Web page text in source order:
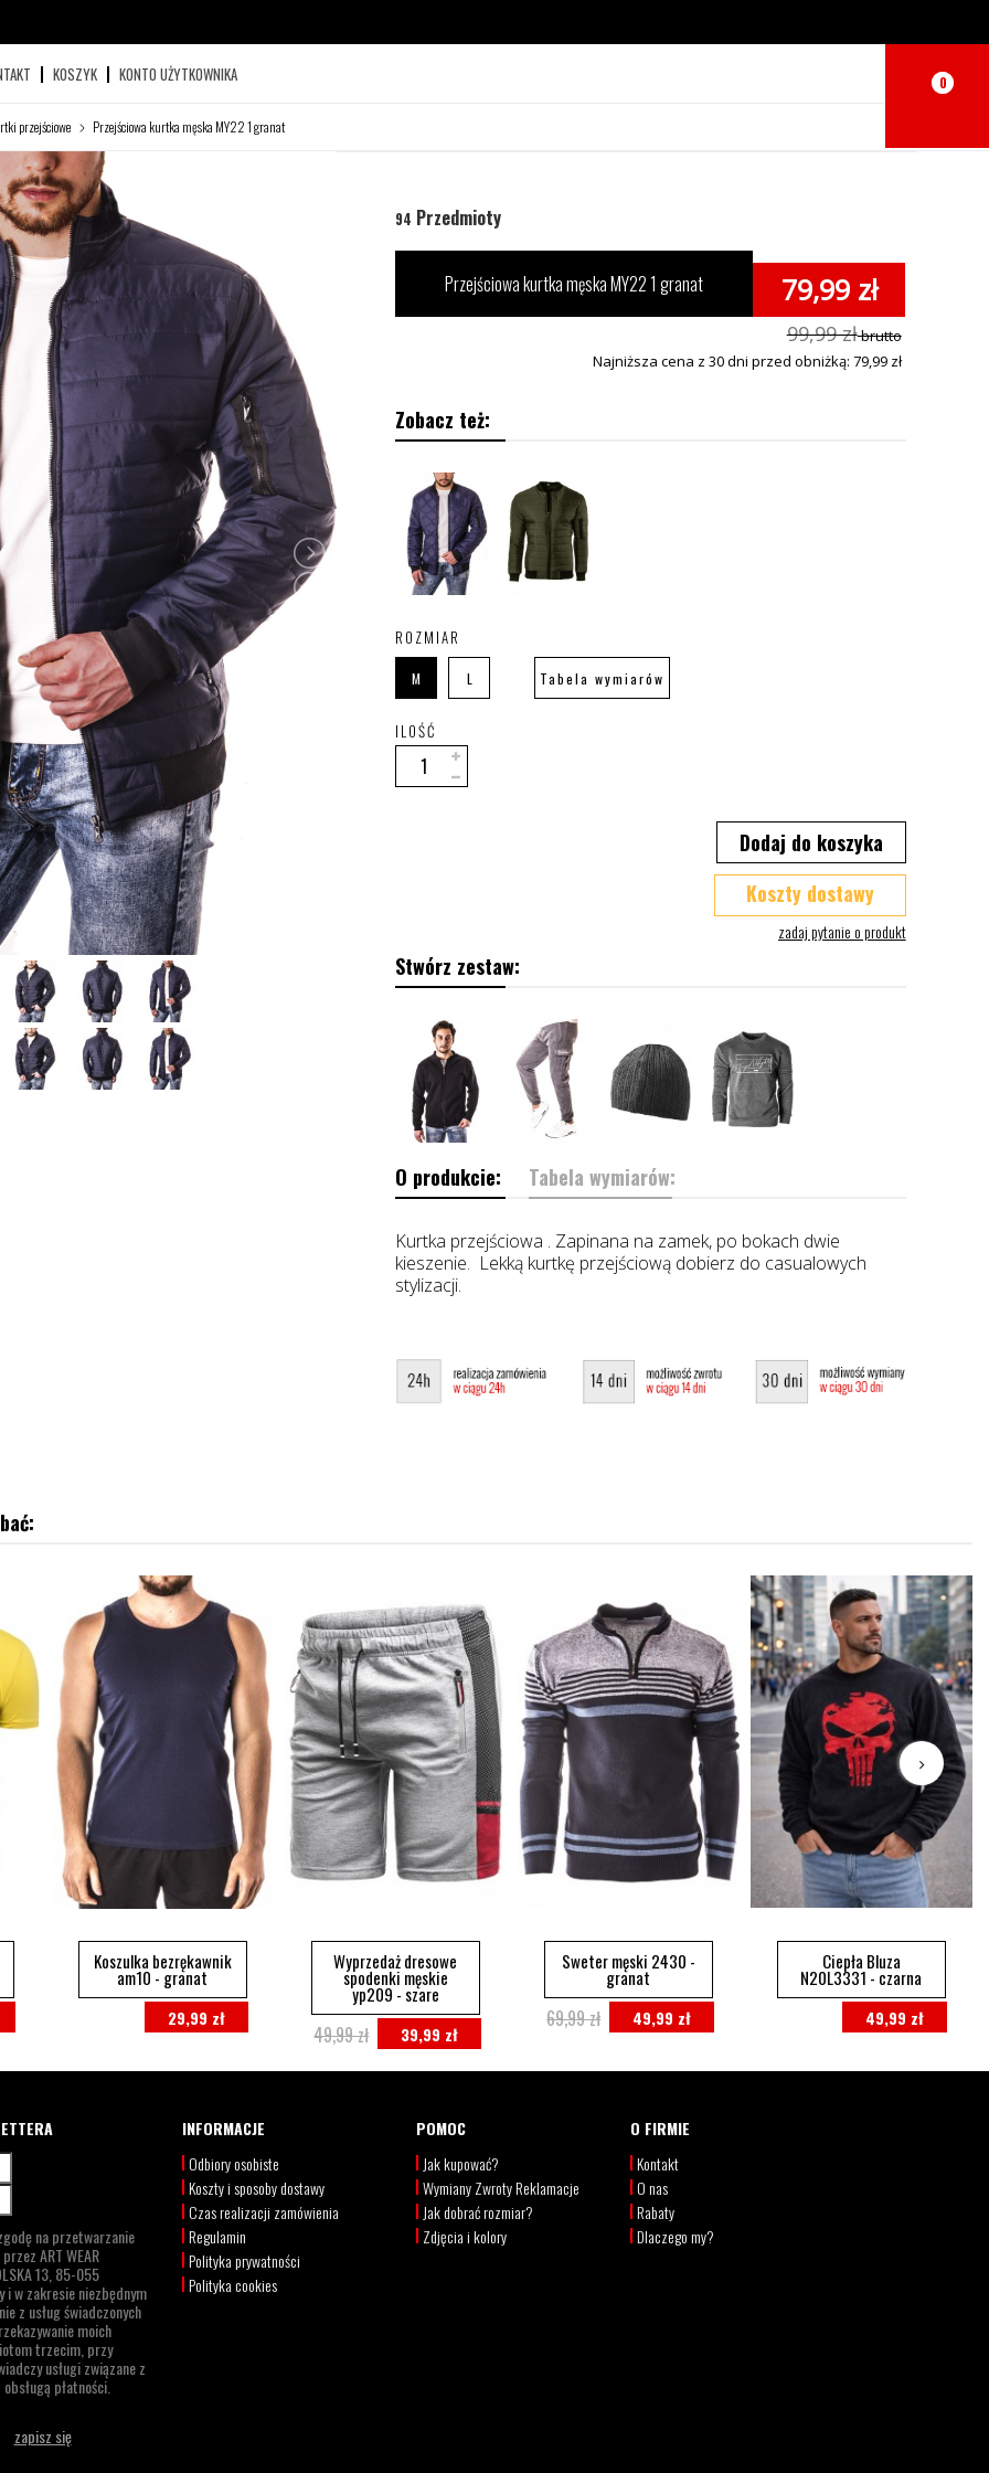
0
0
KOSZYK KONTO UŻYTKOWNIKA
przejściowe Przejściowa kurtka męska MY22 1 granat
94 Przedmioty
Przejściowa kurtka męska MY22 1 granat 79,99 zł
99,99 złbrutto
Najniższa cena z 30 dni przed obniżką: 79,99 zł
Zobacz też:
ROZMIAR
M L Tabela wymiarów
ILOŚĆ
Dodaj do koszyka
Koszty dostawy
Stwórz zestaw:
O produkcie: Tabela wymiarów:
Kurtka przejściowa . Zapinana na zamek, po bokach dwie
kieszenie. Lekką kurtkę przejściową dobierz do casualowych
stylizacji.
Koszulka bezrękawnik
am10 - granat
29,99 zł
Wyprzedaż dresowe
spodenki męskie
yp209 - szare
39,99 zł
49,99 zł
Sweter męski 2430 -
granat
49,99 zł
69,99 zł
Ciepła Bluza
N20L3331 - czarna
49,99 zł
na przetwarzanie
przezART WEAR
13, 85-055
i w zakresie niezbędnym
z usług świadczonych
moich
trzecim, przy
usługi związane z
płatności.
INFORMACJE
Odbiory osobiste
Koszty i sposoby dostawy
Czas realizacji zamówienia
Regulamin
Polityka prywatności
Polityka cookies
POMOC
Jak kupować?
Wymiany Zwroty Reklamacje
Jak dobrać rozmiar?
Zdjęcia i kolory
O FIRMIE
Kontakt
O nas
Rabaty
Dlaczego my?